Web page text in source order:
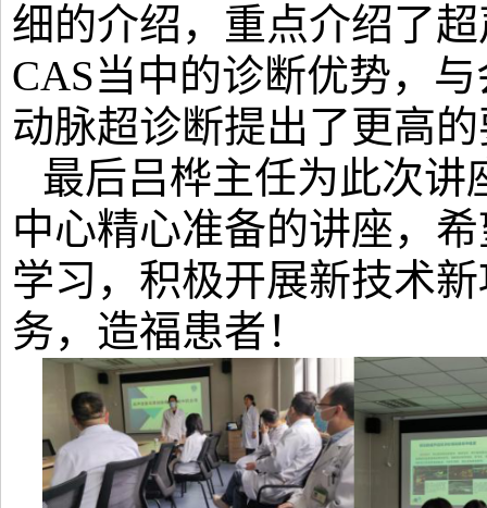
细的介绍，重点介绍了
CAS当中的诊断优势，
动脉超诊断提出了更高
最后吕桦主任为此次讲
中心精心准备的讲座，
学习，积极开展新技术
务，造福患者！